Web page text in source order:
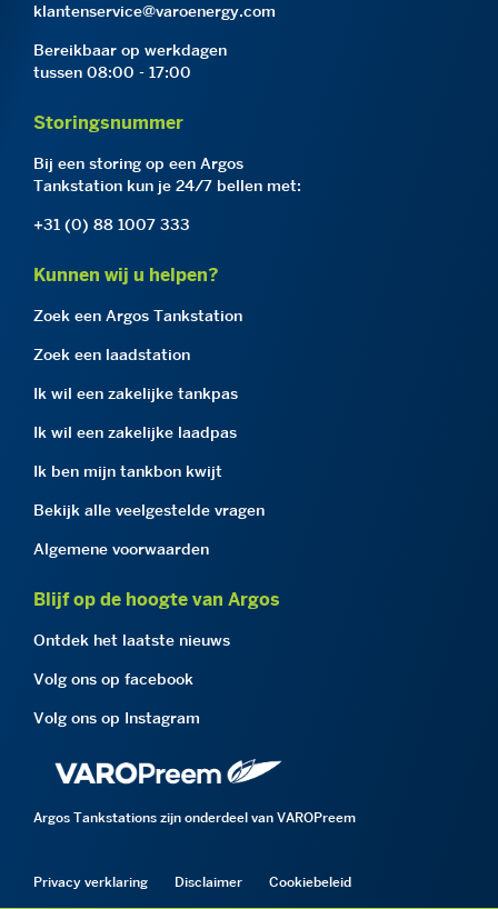
klantenservice@varoenergy.com
Bereikbaar op werkdagen
tussen 08:00 - 17:00
Storingsnummer
Bij een storing op een Argos
Tankstation kun je 24/7 bellen met:
+31 (0) 88 1007 333
Kunnen wij u helpen?
Zoek een Argos Tankstation
Zoek een laadstation
Ik wil een zakelijke tankpas
Ik wil een zakelijke laadpas
Ik ben mijn tankbon kwijt
Bekijk alle veelgestelde vragen
Algemene voorwaarden
Blijf op de hoogte van Argos
Ontdek het laatste nieuws
Volg ons op facebook
Volg ons op Instagram
Argos Tankstations zijn onderdeel van VAROPreem
Privacy verklaring Disclaimer Cookiebeleid